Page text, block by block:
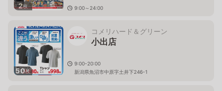
2枚
9:00～24:00
50枚
コメリハード＆グリーン
小出店
9:00-20:00
新潟県魚沼市中原字土井下246-1